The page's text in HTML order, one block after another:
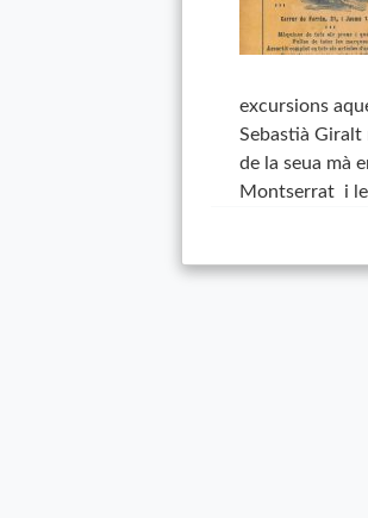
excursions
Sebastià
de la seua mà
Montserrat i